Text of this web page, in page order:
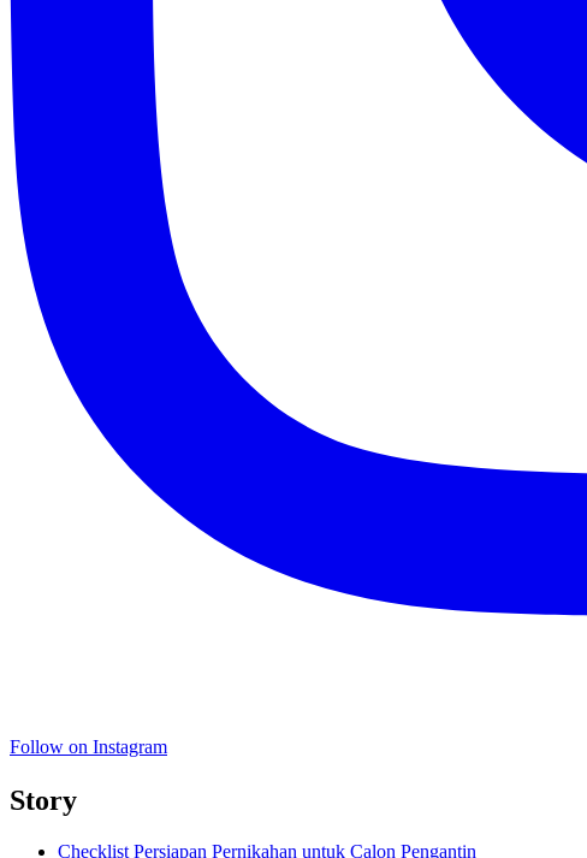
Follow on Instagram
Story
Checklist Persiapan Pernikahan untuk Calon Pengantin